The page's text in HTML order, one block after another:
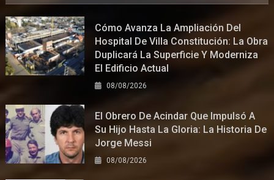
Cómo Avanza La Ampliación Del
Hospital De Villa Constitución: La Obra
Duplicará La Superficie Y Moderniza
El Edificio Actual
08/08/2026
El Obrero De Acindar Que Impulsó A
Su Hijo Hasta La Gloria: La Historia De
Jorge Messi
08/08/2026